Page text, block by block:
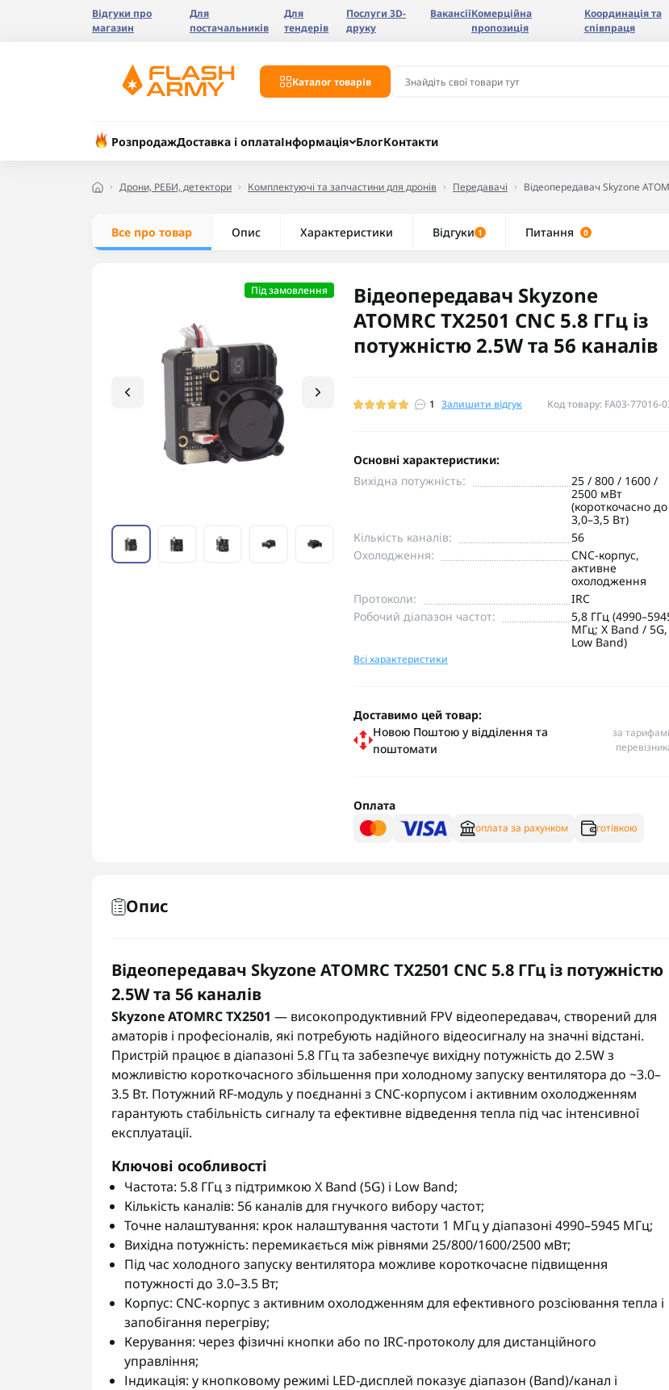
Відгуки про
магазин
Для
постачальників
Для
тендерів
Послуги 3D-
друку
ВакансіїКомерційна
пропозиція
Координація та
співпраця
Каталог товарів
РозпродажДоставка і оплатаІнформація БлогКонтакти
Дрони, РЕБИ, детектори Комплектуючі та запчастини для дронів Передавачі Відеопередавач Skyzone
Все про товар Опис Характеристики Відгуки 1 Питання 0
Під замовлення
Відеопередавач Skyzone
ATOMRC TX2501 CNC 5.8 ГГц із
потужністю 2.5W та 56 каналів
1 Залишити відгук Код товару: FA03-77016-
Основні характеристики:
Вихідна потужність:
25 / 800 / 1600 /
2500 мВт
(короткочасно до
3,0–3,5 Вт)
Кількість каналів:
56
Охолодження:
CNC-корпус,
активне
охолодження
Протоколи:
IRC
Робочий діапазон частот:
5,8 ГГц
МГц; X Band / 5G,
Low Band)
Всі характеристики
Доставимо цей товар:
Новою Поштою у відділення та
поштомати
за
Оплата
оплата за рахунком готівкою
Опис
Відеопередавач Skyzone ATOMRC TX2501 CNC 5.8 ГГц із потужністю
2.5W та 56 каналів
Skyzone ATOMRC TX2501 — високопродуктивний FPV відеопередавач, створений для
аматорів і професіоналів, які потребують надійного відеосигналу на значні відстані.
Пристрій працює в діапазоні 5.8 ГГц та забезпечує вихідну потужність до 2.5W з
можливістю короткочасного збільшення при холодному запуску вентилятора до ~3.0–
3.5 Вт. Потужний RF-модуль у поєднанні з CNC-корпусом і активним охолодженням
гарантують стабільність сигналу та ефективне відведення тепла під час інтенсивної
експлуатації.
Ключові особливості
Частота: 5.8 ГГц з підтримкою X Band (5G) і Low Band;
Кількість каналів: 56 каналів для гнучкого вибору частот;
Точне налаштування: крок налаштування частоти 1 МГц у діапазоні 4990–5945 МГц;
Вихідна потужність: перемикається між рівнями 25/800/1600/2500 мВт;
Під час холодного запуску вентилятора можливе короткочасне підвищення
потужності до 3.0–3.5 Вт;
Корпус: CNC-корпус з активним охолодженням для ефективного розсіювання тепла і
запобігання перегріву;
Керування: через фізичні кнопки або по IRC-протоколу для дистанційного
управління;
Індикація: у кнопковому режимі LED-дисплей показує діапазон (Band)/канал і